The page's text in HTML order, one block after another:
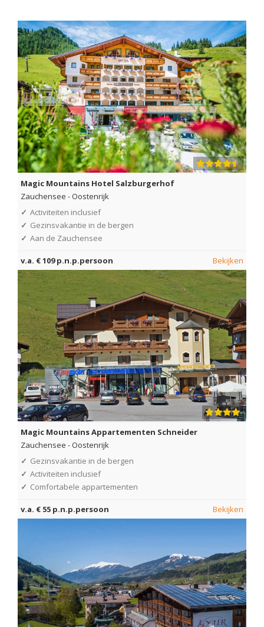
Magic Mountains Hotel Salzburgerhof
Zauchensee -Oostenrijk
✓ Activiteiten inclusief
✓ Gezinsvakantie in de bergen
✓ Aan de Zauchensee
v.a. € 109 p.n.p.persoon Bekijken
Magic Mountains Appartementen Schneider
Zauchensee -Oostenrijk
✓ Gezinsvakantie in de bergen
✓ Activiteiten inclusief
✓ Comfortabele appartementen
v.a. € 55 p.n.p.persoon Bekijken